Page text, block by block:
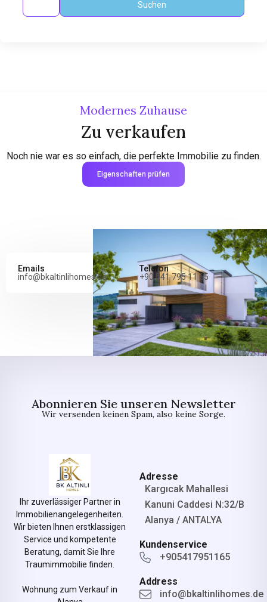
Suchen
Modernes Zuhause
Zu verkaufen
Noch nie war es so einfach, die perfekte Immobilie zu finden.
Eigenschaften prüfen
Emails
info@bkaltinlihomes.de
Telefon
+90 541 795 11 65
Abonnieren Sie unseren Newsletter
Wir versenden keinen Spam, also keine Sorge.
Ihr zuverlässiger Partner in
Immobilienangelegenheiten.
Wir bieten Ihnen erstklassigen
Service und kompetente
Beratung, damit Sie Ihre
Traumimmobilie finden.
Wohnung zum Verkauf in
Adresse
Kargıcak Mahallesi
Kanuni Caddesi N:32/B
Alanya / ANTALYA
Kundenservice
+905417951165
Address
info@bkaltinlihomes.de